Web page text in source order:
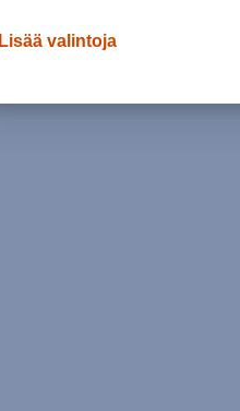
Lisää valintoja